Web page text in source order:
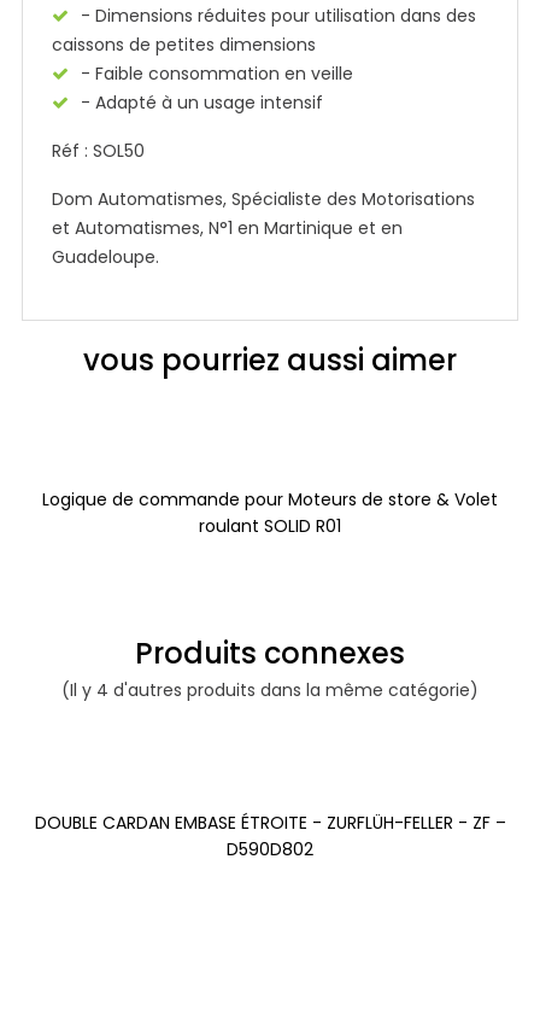
- Dimensions réduites pour utilisation dans des
caissons de petites dimensions
- Faible consommation en veille
- Adapté à un usage intensif
Réf : SOL50
Dom Automatismes, Spécialiste des Motorisations
et Automatismes, N°1 en Martinique et en
Guadeloupe.
vous pourriez aussi aimer
Logique de commande pour Moteurs de store & Volet
roulant SOLID R01
Produits connexes
(Il y 4 d'autres produits dans la même catégorie)
DOUBLE CARDAN EMBASE ÉTROITE - ZURFLÜH-FELLER - ZF –
D590D802